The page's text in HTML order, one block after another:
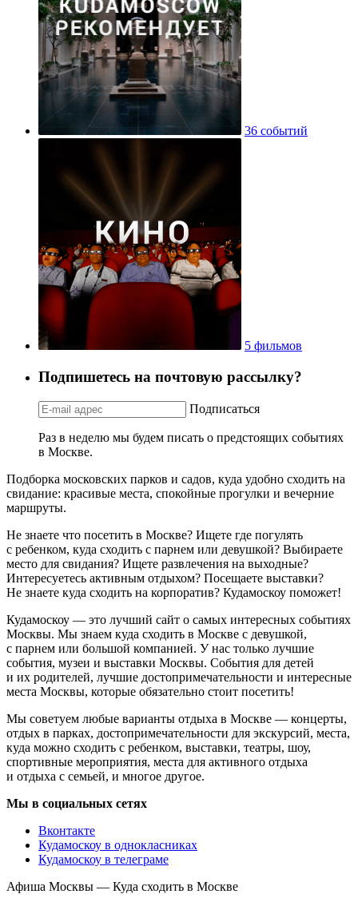
36 событий
5 фильмов
Подпишетесь на почтовую рассылку?
Подписаться
Раз в неделю мы будем писать о предстоящих событиях
в Москве.
Подборка московских парков и садов, куда удобно сходить на
свидание: красивые места, спокойные прогулки и вечерние
маршруты.
Не знаете что посетить в Москве? Ищете где погулять
с ребенком, куда сходить с парнем или девушкой? Выбираете
место для свидания? Ищете развлечения на выходные?
Интересуетесь активным отдыхом? Посещаете выставки?
Не знаете куда сходить на корпоратив? Кудамоскоу поможет!
Кудамоскоу — это лучший сайт о самых интересных событиях
Москвы. Мы знаем куда сходить в Москве с девушкой,
с парнем или большой компанией. У нас только лучшие
события, музеи и выставки Москвы. События для детей
и их родителей, лучшие достопримечательности и интересные
места Москвы, которые обязательно стоит посетить!
Мы советуем любые варианты отдыха в Москве — концерты,
отдых в парках, достопримечательности для экскурсий, места,
куда можно сходить с ребенком, выставки, театры, шоу,
спортивные мероприятия, места для активного отдыха
и отдыха с семьей, и многое другое.
Мы в социальных сетях
Вконтакте
Кудамоскоу в однокласниках
Кудамоскоу в телеграме
Афиша Москвы — Куда сходить в Москве